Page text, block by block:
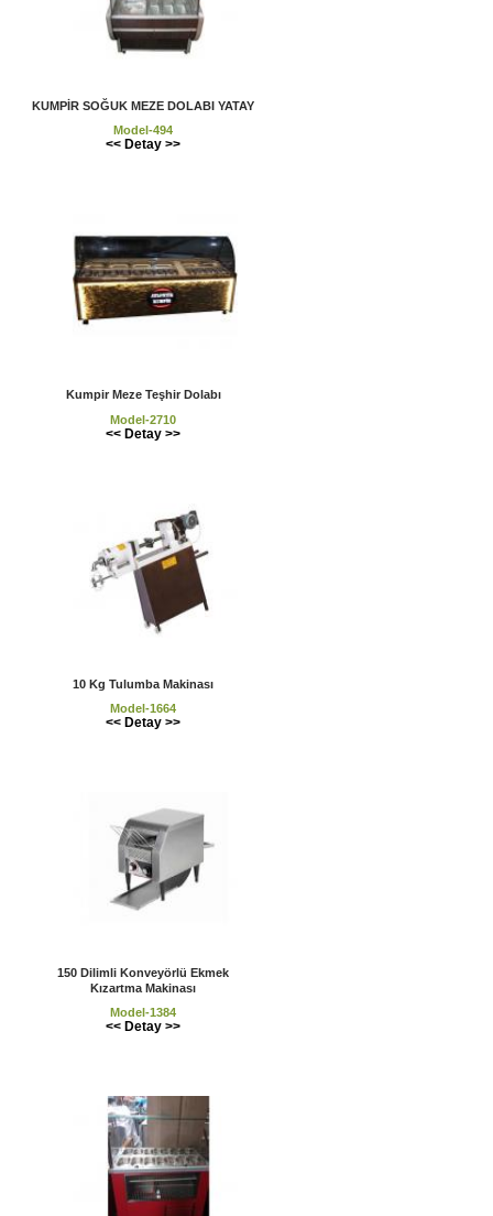
KUMPİR SOĞUK MEZE DOLABI YATAY
Model-494
<< Detay >>
Kumpir Meze Teşhir Dolabı
Model-2710
<< Detay >>
10 Kg Tulumba Makinası
Model-1664
<< Detay >>
150 Dilimli Konveyörlü Ekmek
Kızartma Makinası
Model-1384
<< Detay >>